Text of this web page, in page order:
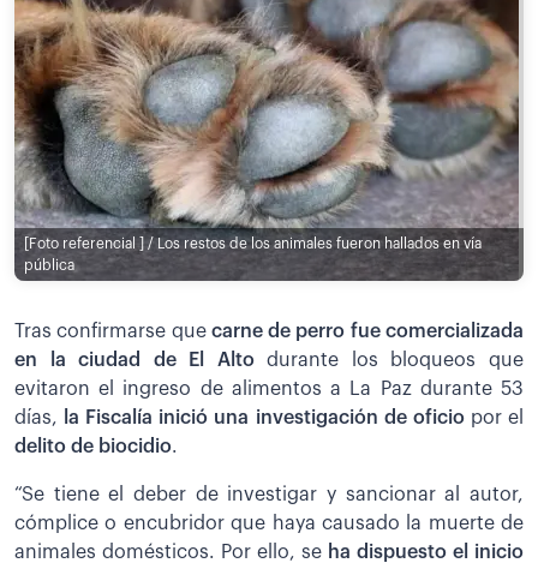
[Foto referencial ] / Los restos de los animales fueron hallados en vía
pública
Tras confirmarse que carne de perro fue comercializada
en la ciudad de El Altodurante los bloqueos que
evitaron el ingreso de alimentos a La Paz durante 53
días, la Fiscalía inició una investigación de oficiopor el
delito de biocidio.
“Se tiene el deber de investigar y sancionar al autor,
cómplice o encubridor que haya causado la muerte de
animales domésticos. Por ello, se ha dispuesto el inicio